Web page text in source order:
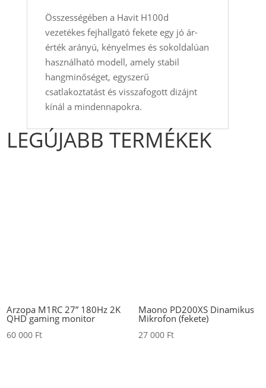
Összességében a Havit H100d
vezetékes fejhallgató fekete egy jó ár-
érték arányú, kényelmes és sokoldalúan
használható modell, amely stabil
hangminőséget, egyszerű
csatlakoztatást és visszafogott dizájnt
kínál a mindennapokra.
LEGÚJABB TERMÉKEK
Arzopa M1RC 27” 180Hz 2K
QHD gaming monitor
60 000 Ft
Maono PD200XS Dinamikus
Mikrofon (fekete)
27 000 Ft